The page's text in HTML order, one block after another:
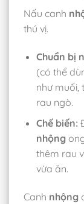
Nấu canh
thú vị.
Chuẩn bị
(có thể
như muối,
rau ngò.
Chế biến:
nhộng
thêm rau
vừa ăn.
Canh nhộng